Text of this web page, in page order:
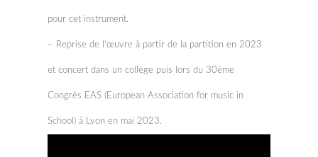
pour cet instrument.
– Reprise de l’œuvre à partir de la partition en 2023
et concert dans un collège puis lors du 30ème
Congrès EAS (European Association for music in
School) à Lyon en mai 2023.